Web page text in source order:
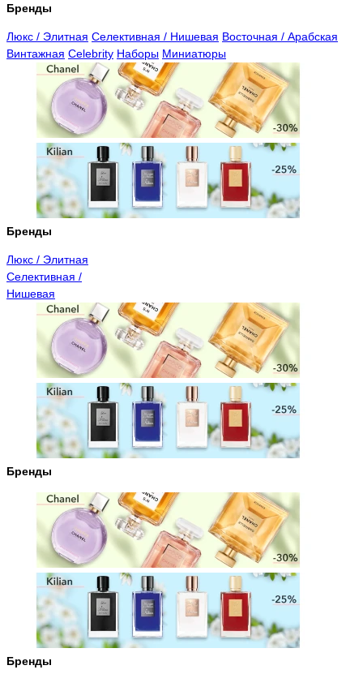
Бренды
Люкс / Элитная Селективная / Нишевая Восточная / Арабская
Винтажная Celebrity Наборы Миниатюры
Бренды
Люкс / Элитная
Селективная /
Нишевая
Бренды
Бренды